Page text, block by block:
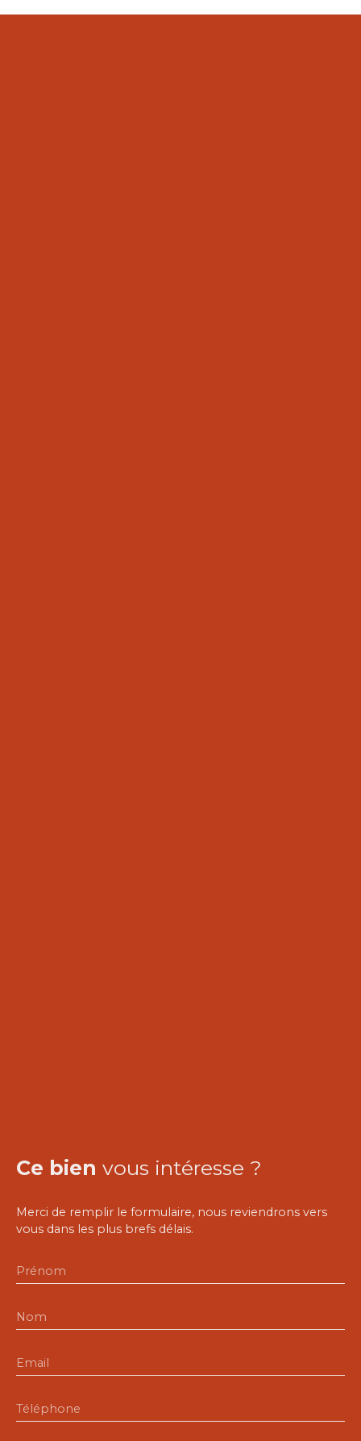
Ce bien vous intéresse ?
Merci de remplir le formulaire, nous reviendrons vers
vous dans les plus brefs délais.
Prénom
Nom
Email
Téléphone